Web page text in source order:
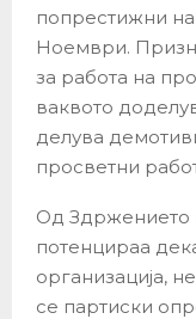
попрестижни
Ноември.
за работа на
ваквото
делува
просветни
Од Здржението
потенцираа
организација,
се партиски